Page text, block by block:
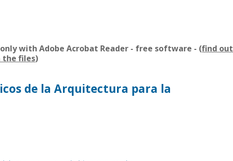
with Adobe Acrobat Reader - free software - (find out
the files)
de la Arquitectura para la